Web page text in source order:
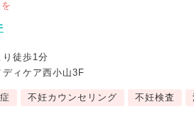
徒歩1分
ィケア西小山3F
不妊カウンセリング 不妊検査